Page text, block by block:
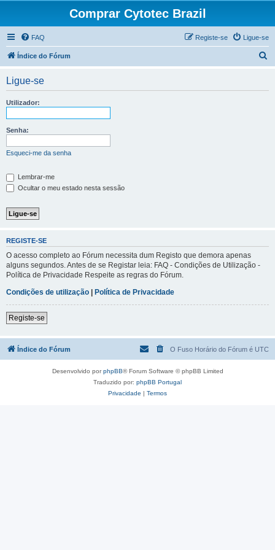
Comprar Cytotec Brazil
FAQ Ligue-se
Registe-se
Índice do Fórum
Ligue-se
Utilizador:
Senha:
Esqueci-me da senha
Lembrar-me
Ocultar o meu estado nesta sessão
REGISTE-SE
O acesso completo ao Fórum necessita dum Registo que demora apenas
alguns segundos. Antes de se Registar leia: FAQ - Condições de Utilização -
Política de Privacidade Respeite as regras do Fórum.
Condições de utilização | Política de Privacidade
Registe-se
Índice do Fórum O Fuso Horário do Fórum é UTC
Desenvolvido porphpBB® Forum Software © phpBB Limited
Traduzido por: phpBB Portugal
Privacidade | Termos